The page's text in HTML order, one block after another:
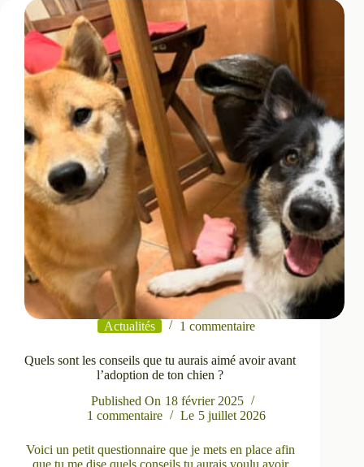
chiens
Actualités 1 commentaire
Quels sont les conseils que tu aurais aimé avoir avant
l’adoption de ton chien ?
Published On 18 février 2025
1 commentaire
Le 5 juillet 2026
Voici un petit questionnaire que je mets en place afin